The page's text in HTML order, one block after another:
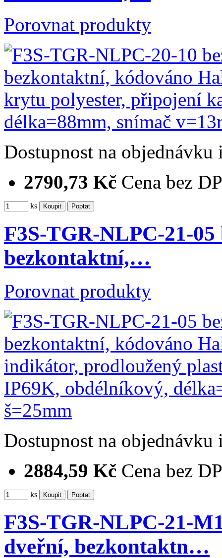
Porovnat produkty
Dostupnost na objednávku
2790,73 Kč Cena bez
ks
F3S-TGR-NLPC-21-
bezkontaktní,…
Porovnat produkty
Dostupnost na objednávku
2884,59 Kč Cena bez
ks
F3S-TGR-NLPC-21-
dveřní, bezkontaktn…